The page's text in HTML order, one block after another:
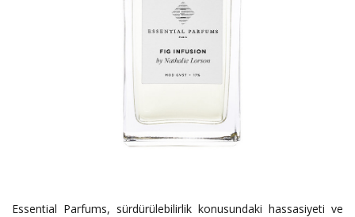
Essential Parfums, sürdürülebilirlik konusundaki hassasiyeti ve